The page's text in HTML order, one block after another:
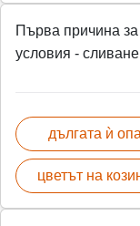
Първа причина
условия -
дългата ѝ
цветът на